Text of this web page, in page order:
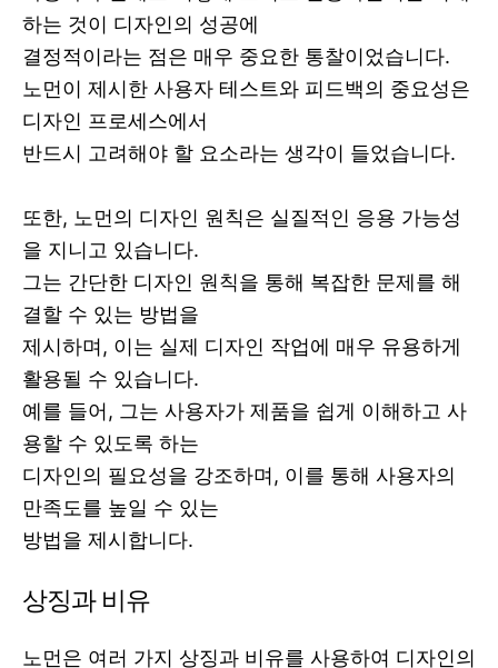
하는 것이 디자인의 성공에
결정적이라는 점은 매우 중요한 통찰이었습니다.
노먼이 제시한 사용자 테스트와 피드백의 중요성은
디자인 프로세스에서
반드시 고려해야 할 요소라는 생각이 들었습니다.
또한, 노먼의 디자인 원칙은 실질적인 응용 가능성
을 지니고 있습니다.
그는 간단한 디자인 원칙을 통해 복잡한 문제를 해
결할 수 있는 방법을
제시하며, 이는 실제 디자인 작업에 매우 유용하게
활용될 수 있습니다.
예를 들어, 그는 사용자가 제품을 쉽게 이해하고 사
용할 수 있도록 하는
디자인의 필요성을 강조하며, 이를 통해 사용자의
만족도를 높일 수 있는
방법을 제시합니다.
상징과 비유
노먼은 여러 가지 상징과 비유를 사용하여 디자인의